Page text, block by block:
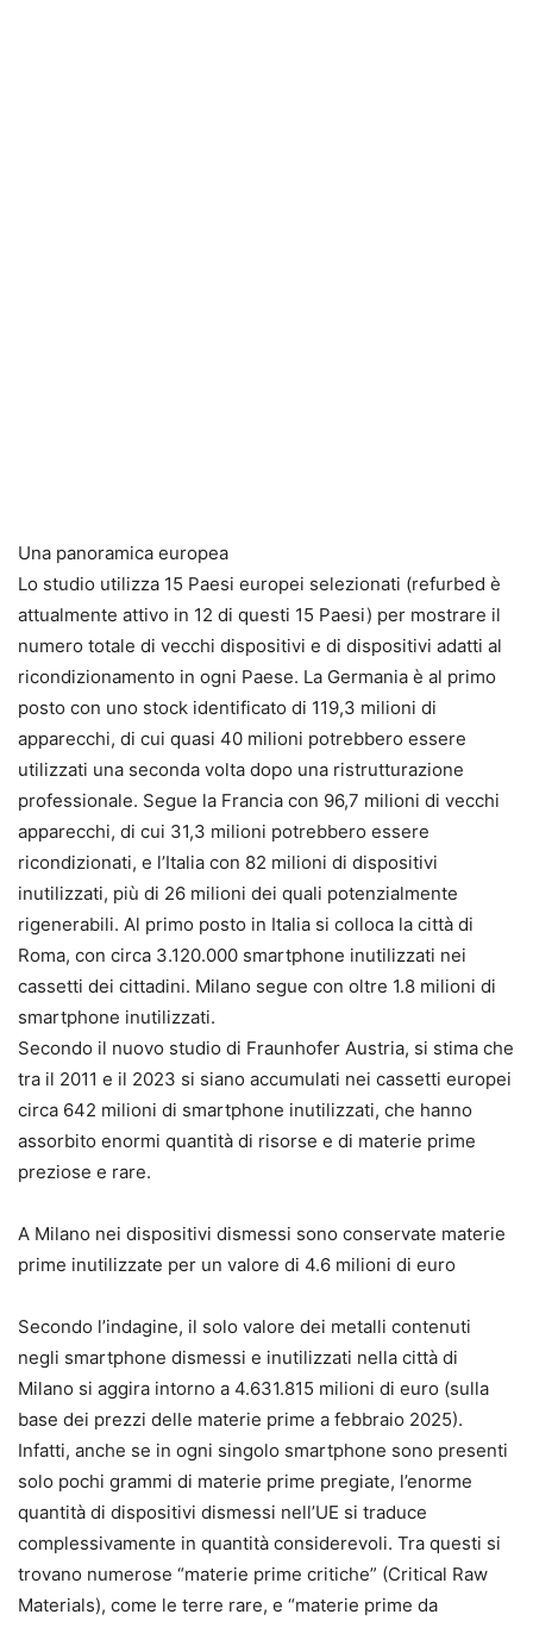
Una panoramica europea
Lo studio utilizza 15 Paesi europei selezionati (refurbed è
attualmente attivo in 12 di questi 15 Paesi) per mostrare il
numero totale di vecchi dispositivi e di dispositivi adatti al
ricondizionamento in ogni Paese. La Germania è al primo
posto con uno stock identificato di 119,3 milioni di
apparecchi, di cui quasi 40 milioni potrebbero essere
utilizzati una seconda volta dopo una ristrutturazione
professionale. Segue la Francia con 96,7 milioni di vecchi
apparecchi, di cui 31,3 milioni potrebbero essere
ricondizionati, e l’Italia con 82 milioni di dispositivi
inutilizzati, più di 26 milioni dei quali potenzialmente
rigenerabili. Al primo posto in Italia si colloca la città di
Roma, con circa 3.120.000 smartphone inutilizzati nei
cassetti dei cittadini. Milano segue con oltre 1.8 milioni di
smartphone inutilizzati.
Secondo il nuovo studio di Fraunhofer Austria, si stima che
tra il 2011 e il 2023 si siano accumulati nei cassetti europei
circa 642 milioni di smartphone inutilizzati, che hanno
assorbito enormi quantità di risorse e di materie prime
preziose e rare.
A Milano nei dispositivi dismessi sono conservate materie
prime inutilizzate per un valore di 4.6 milioni di euro
Secondo l’indagine, il solo valore dei metalli contenuti
negli smartphone dismessi e inutilizzati nella città di
Milano si aggira intorno a 4.631.815 milioni di euro (sulla
base dei prezzi delle materie prime a febbraio 2025).
Infatti, anche se in ogni singolo smartphone sono presenti
solo pochi grammi di materie prime pregiate, l’enorme
quantità di dispositivi dismessi nell’UE si traduce
complessivamente in quantità considerevoli. Tra questi si
trovano numerose “materie prime critiche” (Critical Raw
Materials), come le terre rare, e “materie prime da